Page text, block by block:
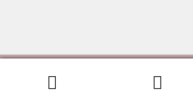
Αναζήτηση
Αναζήτηση
Με την περιήγηση σας
αποδέχεστε τους